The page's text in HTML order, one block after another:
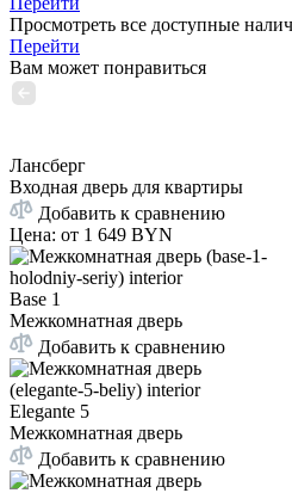
Просмотреть все доступные
Перейти
Вам может понравиться
Лансберг
Входная дверь для квартиры
Добавить к сравнению
Цена: от 1 649 BYN
Base 1
Межкомнатная дверь
Добавить к сравнению
Elegante 5
Межкомнатная дверь
Добавить к сравнению